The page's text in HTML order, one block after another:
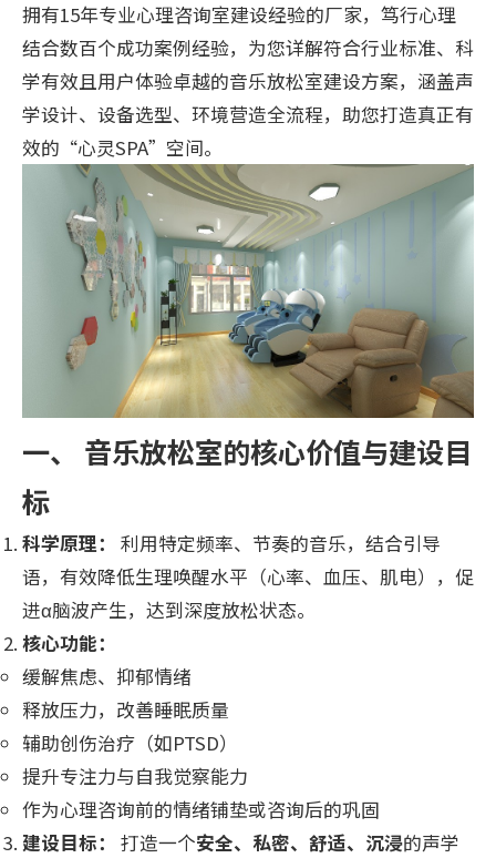
拥有15年专业心理咨询室建设经验的厂家，笃行心理
结合数百个成功案例经验，为您详解符合行业标准、科
学有效且用户体验卓越的音乐放松室建设方案，涵盖声
学设计、设备选型、环境营造全流程，助您打造真正有
效的“心灵SPA”空间。
一、 音乐放松室的核心价值与建设目
标
科学原理：
利用特定频率、节奏的音乐，结合引导
语，有效降低生理唤醒水平（心率、血压、肌电），促
进α脑波产生，达到深度放松状态。
核心功能：
缓解焦虑、抑郁情绪
释放压力，改善睡眠质量
辅助创伤治疗（如PTSD）
提升专注力与自我觉察能力
作为心理咨询前的情绪铺垫或咨询后的巩固
建设目标：
打造一个安全、私密、舒适、沉浸的声学